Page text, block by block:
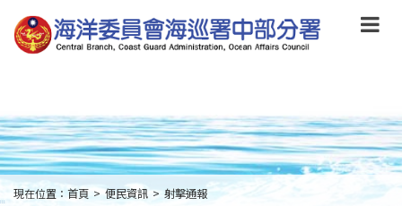
到
主
要
to
main
content
:::
現在位置： 首頁 > 便民資訊 > 射擊通報